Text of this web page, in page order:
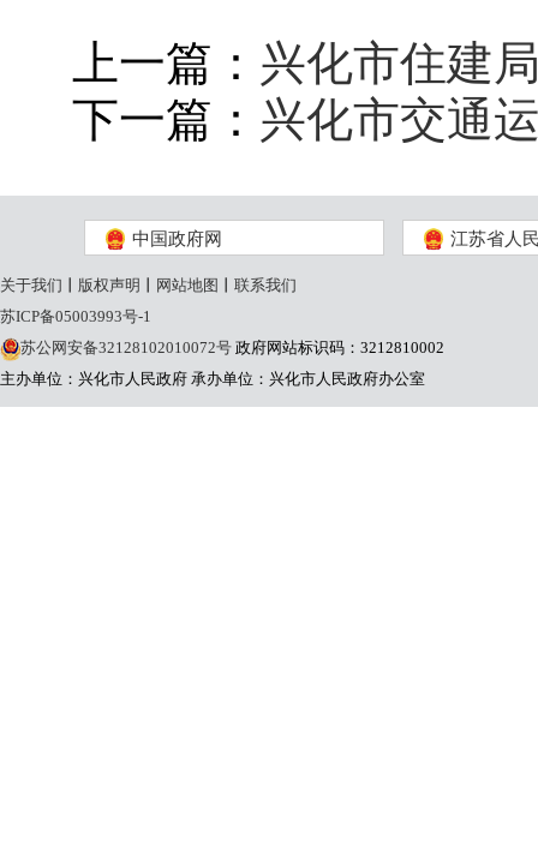
上一篇： 兴化市住建
下一篇： 兴化市交通
中国政府网 江苏省人
关于我们 版权声明 网站地图
联系我们
苏ICP备05003993号-1
苏公网安备32128102010072号 政府网站标识码：3212810002
主办单位：兴化市人民政府 承办单位：兴化市人民政府办公室